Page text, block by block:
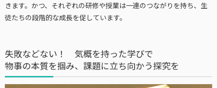
きます。かつ、それぞれの研修や授業は一連のつながりを持ち、生
徒たちの段階的な成長を促しています。
失敗などない！ 気概を持った学びで
物事の本質を掴み、課題に立ち向かう探究を